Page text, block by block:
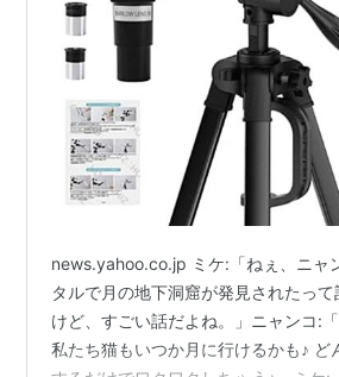
news.yahoo.co.jp ミケ:「ねぇ、ニャ
タルで月の地下洞窟が発見されたっ
けど、すごい話だよね。」ニャンコ:
私たち猫もいつか月に行けるかも♪ ど